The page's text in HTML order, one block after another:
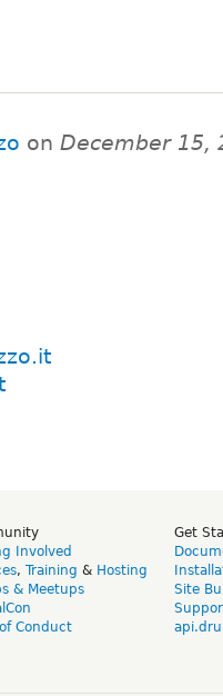
on December 15,
Involved
, Training & Hosting
& Meetups
Conduct
Get
Site